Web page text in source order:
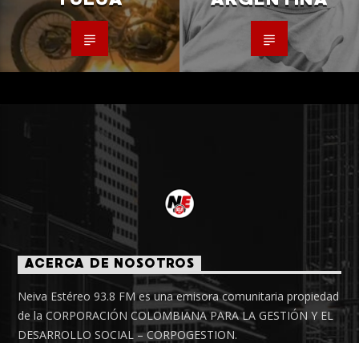
ACERCA DE NOSOTROS
Neiva Estéreo 93.8 FM es una emisora comunitaria propiedad
de la CORPORACIÓN COLOMBIANA PARA LA GESTIÓN Y EL
DESARROLLO SOCIAL – CORPOGESTION.